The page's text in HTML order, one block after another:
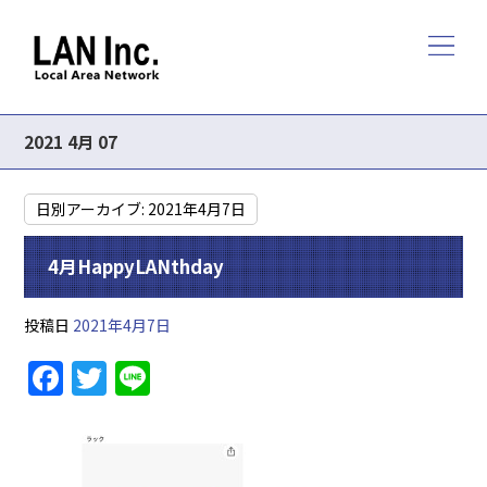
2021 4月 07
日別アーカイブ: 2021年4月7日
4月HappyLANthday
投稿日 2021年4月7日
F
a
T
w